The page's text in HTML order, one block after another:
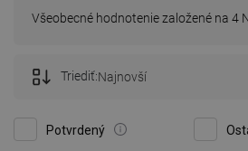
Všeobecné hodnotenie založené na 4
Potvrdený
Triediť:Najnovší